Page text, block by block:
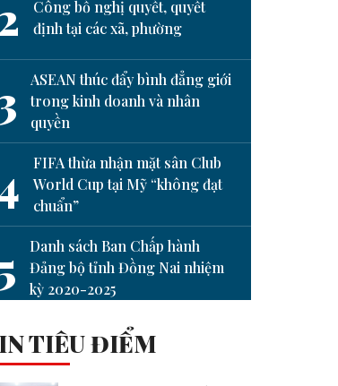
vụ
số duy
Hạnh phúc là khi ta nhận ra
next
Công bố nghị quyết, quyết
định tại các xã, phường
ASEAN thúc đẩy bình đẳng giới
trong kinh doanh và nhân
quyền
FIFA thừa nhận mặt sân Club
World Cup tại Mỹ “không đạt
chuẩn”
Danh sách Ban Chấp hành
Đảng bộ tỉnh Đồng Nai nhiệm
kỳ 2020-2025
TIÊU ĐIỂM